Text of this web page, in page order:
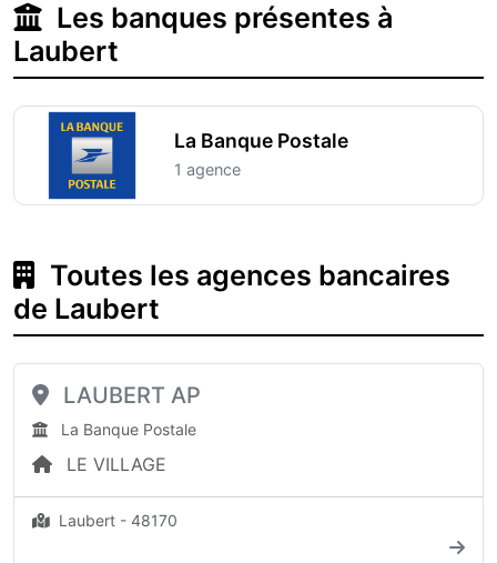
Les banques présentes à
Laubert
La Banque Postale
1 agence
Toutes les agences bancaires
de Laubert
LAUBERT AP
La Banque Postale
LE VILLAGE
Laubert - 48170